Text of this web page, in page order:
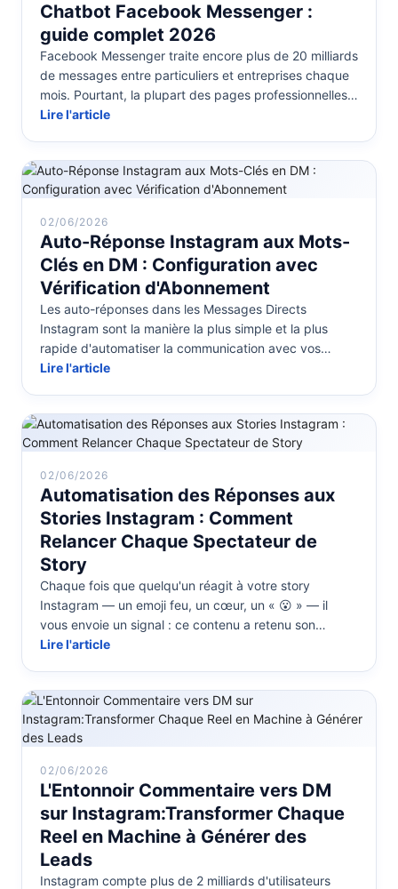
Chatbot Facebook Messenger :
guide complet 2026
Facebook Messenger traite encore plus de 20 milliards
de messages entre particuliers et entreprises chaque
mois. Pourtant, la plupart des pages professionnelles
répondent manuel...
Lire l'article
02/06/2026
Auto-Réponse Instagram aux Mots-
Clés en DM : Configuration avec
Vérification d'Abonnement
Les auto-réponses dans les Messages Directs
Instagram sont la manière la plus simple et la plus
rapide d'automatiser la communication avec vos
abonnés. Quand un utilisateur envo...
Lire l'article
02/06/2026
Automatisation des Réponses aux
Stories Instagram : Comment
Relancer Chaque Spectateur de
Story
Chaque fois que quelqu'un réagit à votre story
Instagram — un emoji feu, un cœur, un « 😮 » — il
vous envoie un signal : ce contenu a retenu son
attention. La plupart des entrepr...
Lire l'article
02/06/2026
L'Entonnoir Commentaire vers DM
sur Instagram:Transformer Chaque
Reel en Machine à Générer des
Leads
Instagram compte plus de 2 milliards d'utilisateurs